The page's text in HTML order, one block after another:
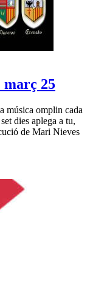
març 25
música omplin cada
dies aplega a tu,
de Mari Nieves